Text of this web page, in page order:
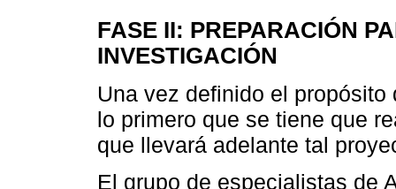
FASE II: PREPARACIÓN
INVESTIGACIÓN
Una vez definido el
lo primero que se tiene que
que llevará adelante tal
El grupo de especialistas de